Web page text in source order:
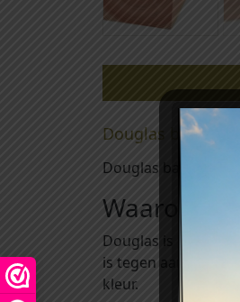
Douglas balken
Douglas balken 70
Waarom
Douglas is een
is tegen
kleur.